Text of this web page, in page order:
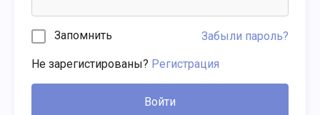
Запомнить Забыли пароль?
Не зарегистированы? Регистрация